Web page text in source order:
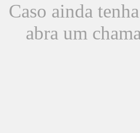
Caso ainda
abra um